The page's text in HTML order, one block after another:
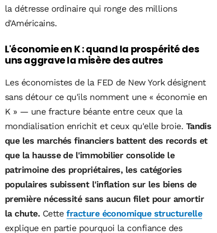
la détresse ordinaire qui ronge des millions
d'Américains.
L'économie en K : quand la prospérité des
uns aggrave la misère des autres
Les économistes de la FED de New York désignent
sans détour ce qu'ils nomment une « économie en
K » — une fracture béante entre ceux que la
mondialisation enrichit et ceux qu'elle broie. Tandis
que les marchés financiers battent des records et
que la hausse de l'immobilier consolide le
patrimoine des propriétaires, les catégories
populaires subissent l'inflation sur les biens de
première nécessité sans aucun filet pour amortir
la chute. Cettefracture économique structurelle
explique en partie pourquoi la confiance des